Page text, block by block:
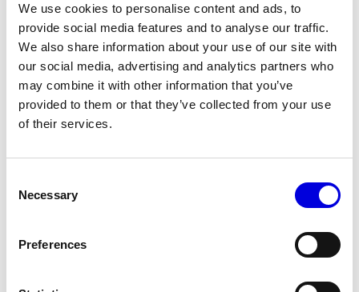
We use cookies to personalise content and ads, to
provide social media features and to analyse our traffic.
We also share information about your use of our site with
our social media, advertising and analytics partners who
may combine it with other information that you’ve
provided to them or that they’ve collected from your use
of their services.
Selection
Necessary
Preferences
SACAI
WOOYOUNGMI
DOUBLET
KENZO
STEVEN PASSARO
20 JANVIER 2023